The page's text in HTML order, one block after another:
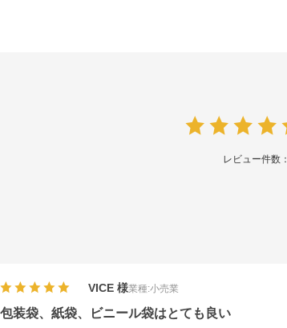
レビュー件数：
包装袋、紙袋、ビニール袋はとても良い
VICE 業種:小売業